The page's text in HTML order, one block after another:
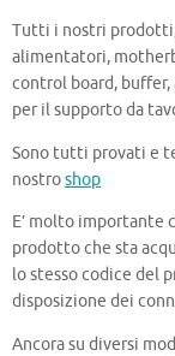
Tutti i nostri
alimentatori,
control board,
per il supporto da
Sono tutti provati e
nostroshop
E’ molto importante
prodotto che sta
lo stesso codice del
disposizione dei
Ancora su diversi